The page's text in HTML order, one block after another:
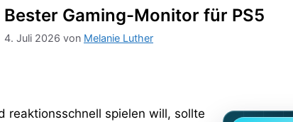
Bester Gaming-Monitor für PS5
4. Juli 2026 von Melanie Luther
reaktionsschnell spielen will, sollte